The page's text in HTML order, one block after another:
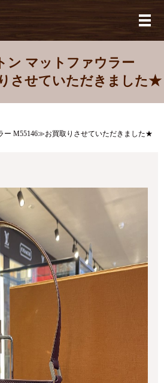
メ
マットファウラー
させていただきました★
ー M55146≫お買取りさせていただきました★